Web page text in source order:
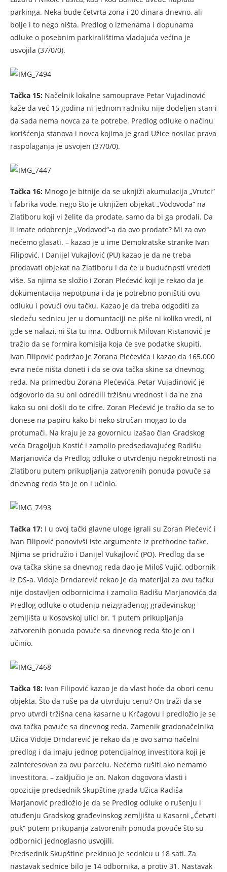
parkinga. Neka bude četvrta zona i 20 dinara dnevno, ali
bolje i to nego ništa. Predlog o izmenama i dopunama
odluke o posebnim parkiralištima vladajuća većina je
usvojila (37/0/0).
Tačka 15: Načelnik lokalne samouprave Petar Vujadinović
kaže da već 15 godina ni jednom radniku nije dodeljen stan i
da sada nema novca za te potrebe. Predlog odluke o načinu
korišćenja stanova i novca kojima je grad Užice nosilac prava
raspolaganja je usvojen (37/0/0).
Tačka 16: Mnogo je bitnije da se uknjiži akumulacija „Vrutci“
i fabrika vode, nego što je uknjižen objekat „Vodovoda“ na
Zlatiboru koji vi želite da prodate, samo da bi ga prodali. Da
li imate odobrenje „Vodovod“-a da ovo prodate? Mi za ovo
nećemo glasati. – kazao je u ime Demokratske stranke Ivan
Filipović. I Danijel Vukajlović (PU) kazao je da ne treba
prodavati objekat na Zlatiboru i da će u budućnpsti vredeti
više. Sa njima se složio i Zoran Plećević koji je rekao da je
dokumentacija nepotpuna i da je potrebno poništiti ovu
odluku i povući ovu tačku. Kazao je da treba odgoditi za
sledeću sednicu jer u domuntaciji ne piše ni koliko vredi, ni
gde se nalazi, ni šta tu ima. Odbornik Milovan Ristanović je
tražio da se formira komisija koja će sve podatke skupiti.
Ivan Filipović podržao je Zorana Plećevića i kazao da 165.000
evra neće ništa doneti i da se ova tačka skine sa dnevnog
reda. Na primedbu Zorana Plećevića, Petar Vujadinović je
odgovorio da su oni odredili tržišnu vrednost i da ne zna
kako su oni došli do te cifre. Zoran Plećević je tražio da se to
donese na papiru kako bi neko stručan mogao to da
protumači. Na kraju je za govornicu izašao član Gradskog
veća Dragoljub Kostić i zamolio predsedavajućeg Radišu
Marjanovića da Predlog odluke o utvrđenju nepokretnosti na
Zlatiboru putem prikupljanja zatvorenih ponuda povuče sa
dnevnog reda što je on i učinio.
Tačka 17: I u ovoj tački glavne uloge igrali su Zoran Plećević i
Ivan Filipović ponovivši iste argumente iz prethodne tačke.
Njima se pridružio i Danijel Vukajlović (PO). Predlog da se
ova tačka skine sa dnevnog reda dao je Miloš Vujić, odbornik
iz DS-a. Vidoje Drndarević rekao je da materijal za ovu tačku
nije dostavljen odbornicima i zamolio Radišu Marjanovića da
Predlog odluke o otuđenju neizgrađenog građevinskog
zemljišta u Kosovskoj ulici br. 1 putem prikupljanja
zatvorenih ponuda povuče sa dnevnog reda što je on i
učinio.
Tačka 18: Ivan Filipović kazao je da vlast hoće da obori cenu
objekta. Što da ruše pa da utvrđuju cenu? On traži da se
prvo utvrdi tržišna cena kasarne u Krčagovu i predložio je se
ova tačka povuče sa dnevnog reda. Zamenik gradonačelnika
Užica Vidoje Drndarević je rekao da je ovo samo načelni
predlog i da imaju jednog potencijalnog investitora koji je
zainteresovan za ovu parcelu. Nećemo rušiti ako nemamo
investitora. – zaključio je on. Nakon dogovora vlasti i
opozicije predsednik Skupštine grada Užica Radiša
Marjanović predložio je da se Predlog odluke o rušenju i
otuđenju Gradskog građevinskog zemljišta u Kasarni „Četvrti
puk“ putem prikupanja zatvorenih ponuda povuče što su
odbornici jednoglasno usvojili.
Predsednik Skupštine prekinuo je sednicu u 18 sati. Za
nastavak sednice bilo je 14 odbornika, a protiv 31. Nastavak